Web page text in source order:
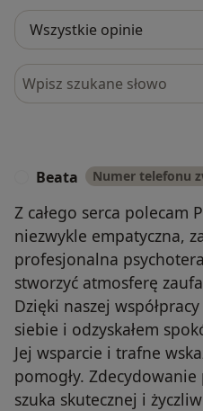
Szukaj w opiniach
Beata Numer telefonu
Z całego serca polecam
niezwykle empatyczna,
profesjonalna
stworzyć atmosferę
Dzięki naszej
siebie i odzyskałem
Jej wsparcie i trafne
pomogły.
szuka skutecznej i